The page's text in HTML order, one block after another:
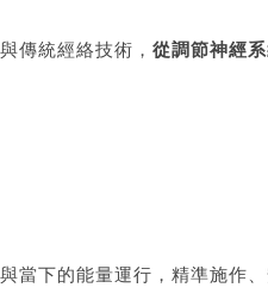
傳統經絡技術， 從調節神經
當下的能量運行，精準施作、